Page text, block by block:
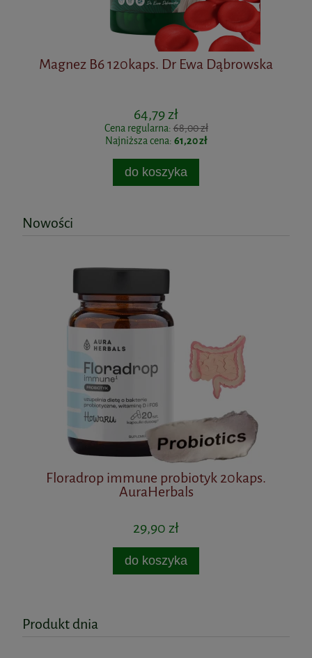
Magnez B6 120kaps. Dr Ewa Dąbrowska
64,79 zł
Cena regularna:68,00 zł
Najniższa cena: 61,20 zł
do koszyka
Nowości
Floradrop immune probiotyk 20kaps.
AuraHerbals
29,90 zł
do koszyka
Produkt dnia